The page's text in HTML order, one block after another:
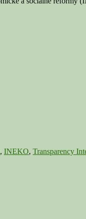
, INEKO, Transparency